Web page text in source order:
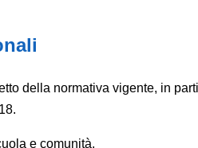
della normativa vigente, in
e comunità.